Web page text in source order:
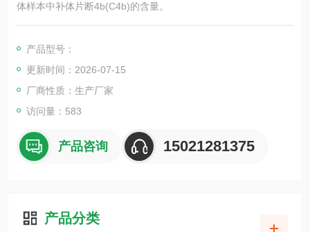
体样本中补体片断4b(C4b)的含量。
产品型号：
更新时间：2026-07-15
厂商性质：生产厂家
访问量：583
产品咨询 15021281375
产品分类